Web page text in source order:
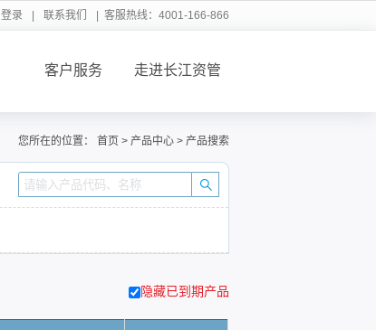
登录 联系我们 | 客服热线：4001-166-866
客户服务 走进长江资管
您所在的位置： 首页 > 产品中心 > 产品搜索
隐藏已到期产品